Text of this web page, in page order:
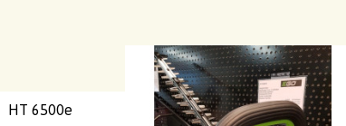
HT 6500e